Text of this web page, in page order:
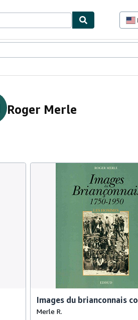
Roger Merle
Images du brianconnais
Merle R.